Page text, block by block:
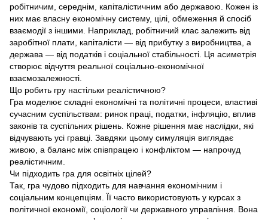
робітничим, середнім, капіталістичним або державою. Кожен із
них має власну економічну систему, цілі, обмеження й спосіб
взаємодії з іншими. Наприклад, робітничий клас залежить від
заробітної плати, капіталісти — від прибутку з виробництва, а
держава — від податків і соціальної стабільності. Ця асиметрія
створює відчуття реальної соціально-економічної
взаємозалежності.
Що робить гру настільки реалістичною?
Гра моделює складні економічні та політичні процеси, властиві
сучасним суспільствам: ринок праці, податки, інфляцію, вплив
законів та суспільних рішень. Кожне рішення має наслідки, які
відчувають усі гравці. Завдяки цьому симуляція виглядає
живою, а баланс між співпрацею і конфліктом — напрочуд
реалістичним.
Чи підходить гра для освітніх цілей?
Так, гра чудово підходить для навчання економічним і
соціальним концепціям. Її часто використовують у курсах з
політичної економії, соціології чи державного управління. Вона